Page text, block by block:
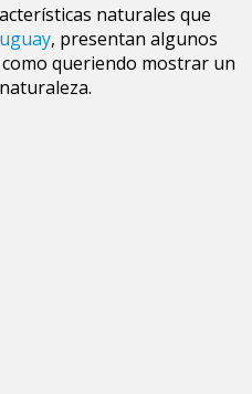
naturales que
, presentan algunos
queriendo mostrar un